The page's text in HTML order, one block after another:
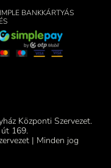
BANKKÁRTYÁS
Központi Szervezet.
169.
| Minden jog